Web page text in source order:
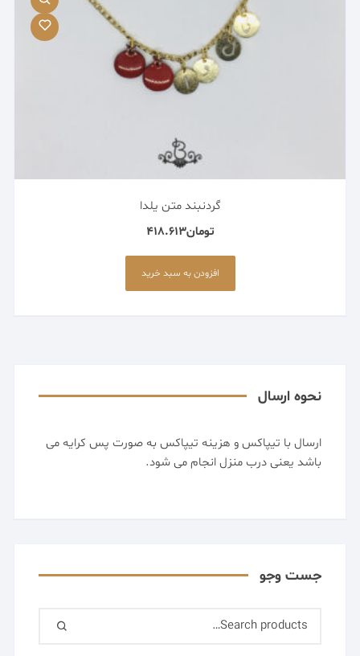
گردنبند متن یلدا
تومان418.613
افزودن به سبد خرید
نحوه ارسال
ارسال با تیپاکس و هزینه تیپاکس به صورت پس کرایه می
باشد یعنی درب منزل انجام می شود.
جست وجو